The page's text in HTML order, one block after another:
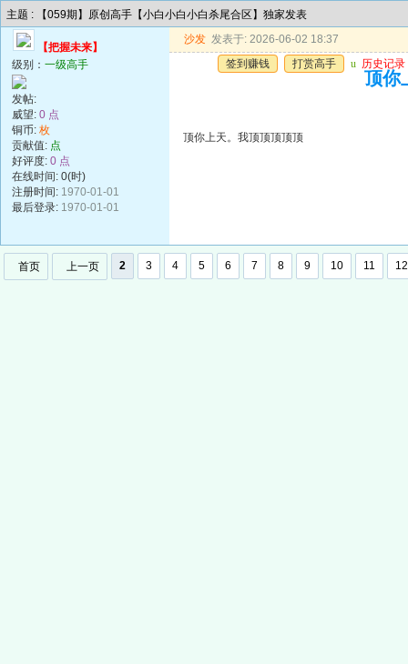
主题 : 【059期】原创高手【小白小白小白杀尾合区】独家发表
【把握未来】
级别： 一级高手
发帖:
威望: 0 点
铜币: 枚
贡献值: 点
好评度: 0 点
在线时间: 0(时)
注册时间: 1970-01-01
最后登录: 1970-01-01
沙发 发表于: 2026-06-02 18:37
签到赚钱
打赏高手 u 历史记录
顶你
顶你上天。我顶顶顶顶顶
首页 上一页 2 3 4 5 6 7 8 9 10 11 12